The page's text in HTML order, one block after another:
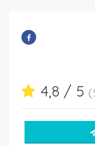
4,8 / 5 (